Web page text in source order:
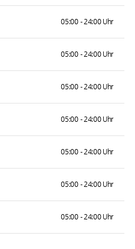
05:00 - 24:00 Uhr
05:00 - 24:00 Uhr
05:00 - 24:00 Uhr
05:00 - 24:00 Uhr
05:00 - 24:00 Uhr
05:00 - 24:00 Uhr
05:00 - 24:00 Uhr